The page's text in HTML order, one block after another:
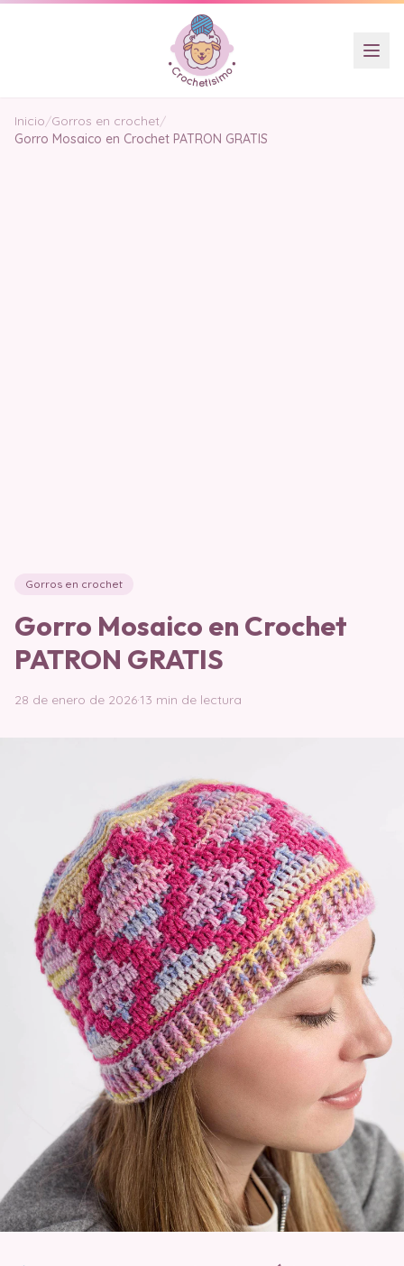
Inicio/Gorros en crochet/
Gorro Mosaico en Crochet PATRON GRATIS
Gorros en crochet
Gorro Mosaico en Crochet
PATRON GRATIS
28 de enero de 2026·13 min de lectura